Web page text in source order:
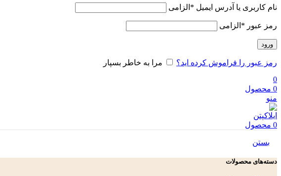
نام کاربری یا آدرس ایمیل * الزامی
رمز عبور * الزامی
ورود
رمز عبور را فراموش کرده اید؟
مرا به خاطر بسپار
0
0 محصول
منو
0 محصول
بستن
دسته‌های محصولات